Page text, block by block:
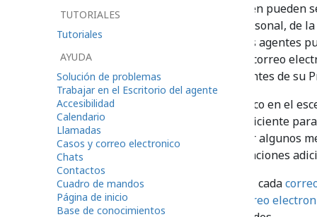
Los correos electrónicos también pueden
caso, aparecerán en su cola personal, de
manualmente. Por último, otros agentes
Una vez que haya aceptado un correo
cola, todos los pasos subsiguientes de su
Procesando un correo electronico en el
la pregunta del cliente sera suficiente
más complejos pueden implicar algunos
contacto al cliente y/o comunicaciones
Para soportar estos escenarios, cada
vinculo común
Casos, correo
TUTORIALES
Tutoriales
AYUDA
Solución de problemas
Trabajar en el Escritorio del agente
Accesibilidad
Calendario
Llamadas
Casos y correo electronico
Chats
Contactos
Cuadro de mandos
Página de inicio
Base de conocimientos